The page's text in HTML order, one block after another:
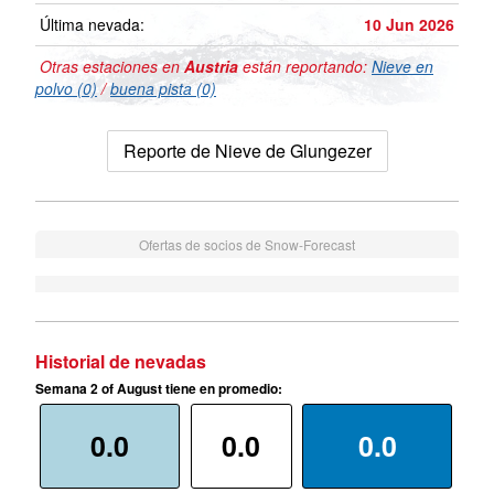
Última nevada:
10 Jun 2026
Otras estaciones enAustria están reportando: Nieve en
polvo (0) /buena pista (0)
Reporte de Nieve de Glungezer
Ofertas de socios de Snow-Forecast
Historial de nevadas
Semana 2 of August tiene en promedio:
0.0 0.0 0.0